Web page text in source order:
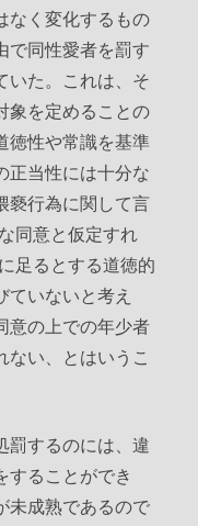
なく変化するもの
で同性愛者を罰す
いた。これは、そ
象を定めることの
徳性や常識を基準
正当性には十分な
褻行為に関して言
同意と仮定すれ
足るとする道徳的
いないと考え
意の上での年少者
ない、とはいうこ
するのには、違
することができ
未成熟であるので